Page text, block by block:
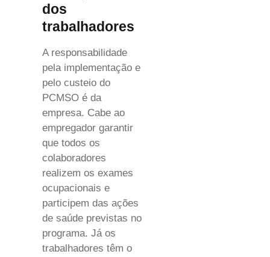
dos
trabalhadores
A responsabilidade
pela implementação e
pelo custeio do
PCMSO é da
empresa. Cabe ao
empregador garantir
que todos os
colaboradores
realizem os exames
ocupacionais e
participem das ações
de saúde previstas no
programa. Já os
trabalhadores têm o